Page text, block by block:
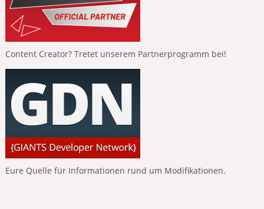
Content Creator? Tretet unserem Partnerprogramm bei!
Eure Quelle für Informationen rund um Modifikationen.